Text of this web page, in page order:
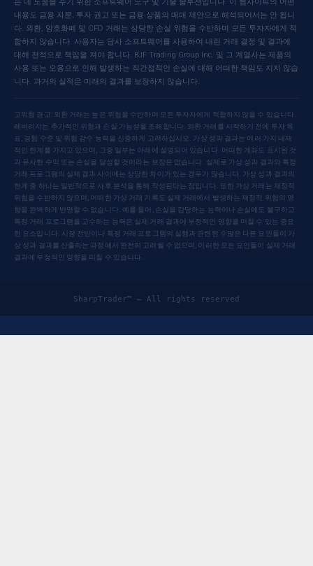
내용도 금융 자문, 투자 권고 또는 금융 상품의 매매 제안으로 해석되어서는 안 됩니
다. 외환, 암호화폐 및 CFD 거래는 상당한 손실 위험을 수반하며 모든 투자자에게 적
합하지 않습니다. 사용자는 당사 소프트웨어를 사용하여 내린 거래 결정 및 결과에
대해 전적으로 책임을 져야 합니다. BJF Trading Group Inc. 및 그 계열사는 제품의
사용 또는 오용으로 인해 발생하는 직간접적인 손실에 대해 어떠한 책임도 지지 않습
니다. 과거의 실적은 미래의 결과를 보장하지 않습니다.
고위험 경고: 외환 거래는 높은 위험을 수반하며 모든 투자자에게 적합하지 않을 수 있습니다.
레버리지는 추가적인 위험과 손실 가능성을 초래합니다. 외환 거래를 시작하기 전에 투자 목
표, 경험 수준 및 위험 감수 능력을 신중하게 고려하십시오. 가상 성과 결과는 여러 가지 내재
적인 한계를 가지고 있으며, 그중 일부는 아래에 설명되어 있습니다. 어떠한 계좌도 표시된 것
과 유사한 수익 또는 손실을 달성할 것이라는 보장은 없습니다. 실제로 가상 성과 결과와 특정
거래 프로그램의 실제 결과 사이에는 상당한 차이가 있는 경우가 많습니다. 가상 성과 결과의
한계 중 하나는 일반적으로 사후 분석을 통해 작성된다는 점입니다. 또한 가상 거래는 재정적
위험을 수반하지 않으며, 어떠한 가상 거래 기록도 실제 거래에서 발생하는 재정적 위험의 영
향을 완벽하게 반영할 수 없습니다. 예를 들어, 손실을 감당하는 능력이나 손실에도 불구하고
특정 거래 프로그램을 고수하는 능력은 실제 거래 결과에 부정적인 영향을 미칠 수 있는 중요
한 요소입니다. 시장 전반이나 특정 거래 프로그램의 실행과 관련된 수많은 다른 요인들이 가
상 성과 결과를 산출하는 과정에서 완전히 고려될 ​​수 없으며, 이러한 모든 요인들이 실제 거래
결과에 부정적인 영향을 미칠 수 있습니다.
SharpTrader™ — All rights reserved